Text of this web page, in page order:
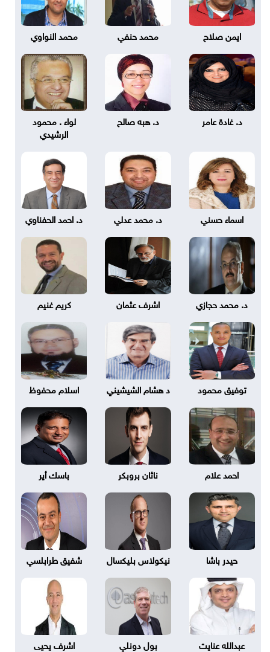
ايمن صلاح محمد حنفي محمد النواوي
د. غادة عامر د. هبه صالح
لواء . محمود
الرشيدي
اسماء حسني د. محمد عدلي د. احمد الحفناوي
د. محمد حجازي اشرف عثمان كريم غنيم
توفيق محمود د هشام الشيشيني اسلام محفوظ
احمد علام ناثان بروبكر باسك أير
حيدر باشا نيكولاس بليكسال شفيق طرابلسي
عبدالله عنايت بول دونلي اشرف يحيى